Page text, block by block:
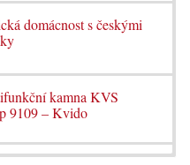
domácnost s českými
kamna KVS
9109 – Kvido